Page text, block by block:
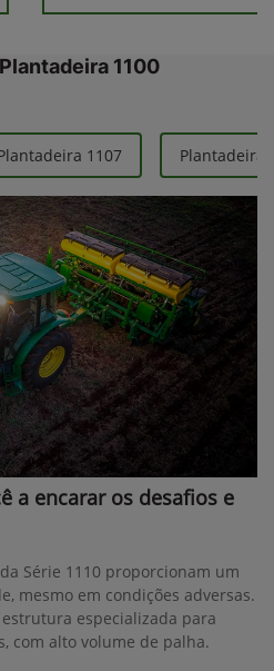
1100
1107 Plantadeira
a encarar os desafios e
Série 1110 proporcionam um
mesmo em condições adversas.
especializada para
com alto volume de palha.